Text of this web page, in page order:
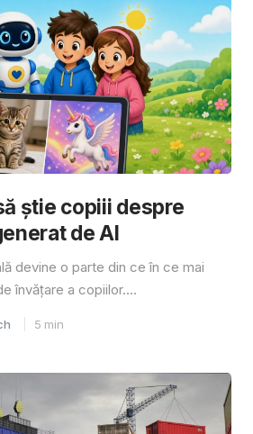
știe copiii despre
de AI
devine o parte din ce în ce mai
învățare a copiilor....
5 min